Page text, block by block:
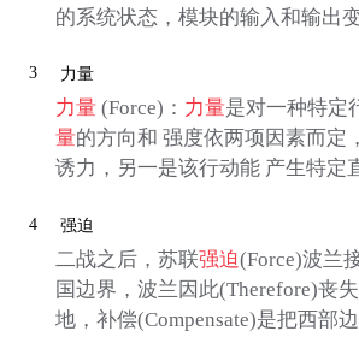
的系统状态，模块的输入和输出
3 力量
力量(Force)： 力量是对一种特定
量的方向和 强度依两项因素而定
诱力，另一是该行动能 产生特定
4 强迫
二战之后，苏联强迫(Force)波兰
国边界，波兰因此(Therefore)丧
地，补偿(Compensate)是把西部